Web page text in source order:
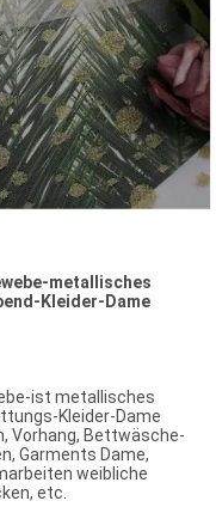
metallisches
Kleider-Dame
ist metallisches
Kleider-Dame
Vorhang, Bettwäsche-
Garments Dame,
weibliche
etc.